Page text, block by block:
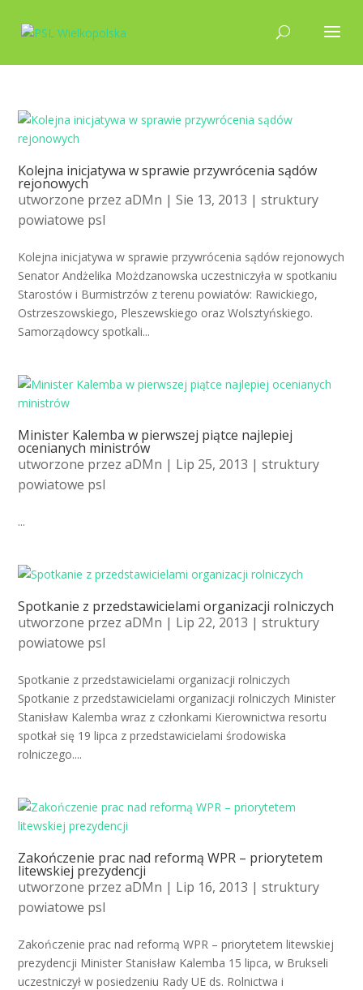
Kolejna inicjatywa w sprawie przywrócenia sądów
rejonowych
utworzone przezaDMn | Sie 13, 2013 |struktury
powiatowe psl
Kolejna inicjatywa w sprawie przywrócenia sądów rejonowych
Senator Andżelika Możdzanowska uczestniczyła w spotkaniu
Starostów i Burmistrzów z terenu powiatów: Rawickiego,
Ostrzeszowskiego, Pleszewskiego oraz Wolsztyńskiego.
Samorządowcy spotkali...
Minister Kalemba w pierwszej piątce najlepiej
ocenianych ministrów
utworzone przezaDMn | Lip 25, 2013 |struktury
powiatowe psl
...
Spotkanie z przedstawicielami organizacji rolniczych
utworzone przezaDMn | Lip 22, 2013 |struktury
powiatowe psl
Spotkanie z przedstawicielami organizacji rolniczych
Spotkanie z przedstawicielami organizacji rolniczych Minister
Stanisław Kalemba wraz z członkami Kierownictwa resortu
spotkał się 19 lipca z przedstawicielami środowiska
rolniczego....
Zakończenie prac nad reformą WPR – priorytetem
litewskiej prezydencji
utworzone przezaDMn | Lip 16, 2013 |struktury
powiatowe psl
Zakończenie prac nad reformą WPR – priorytetem litewskiej
prezydencji Minister Stanisław Kalemba 15 lipca, w Brukseli
uczestniczył w posiedzeniu Rady UE ds. Rolnictwa i